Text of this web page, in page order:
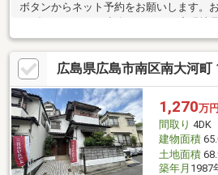
ボタンからネット予約をお願いします。
の位置や陽当たりを現地でお確かめくだ
デジカメで物件を撮影いただくことも可
ください！】・家を買うにはどのくらい
かしら？・マンションと戸建はどちらが
あるけど、住宅ローンが組めるか不安だわ… など土日は勿論、
日夕方からのご見学・ご相談もできます
い。
広島県広島市南区南大河町
1,270万円
間取り 4DK
建物面積
土地面積
築年月 1987